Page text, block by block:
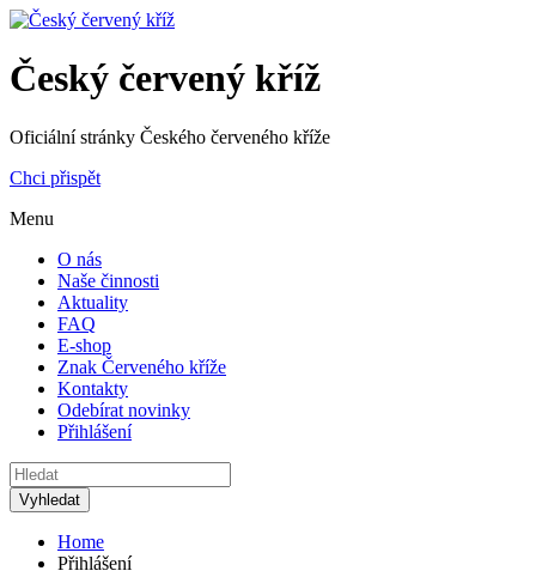
Český červený kříž
Oficiální stránky Českého červeného kříže
Chci přispět
Menu
O nás
Naše činnosti
Aktuality
FAQ
E-shop
Znak Červeného kříže
Kontakty
Odebírat novinky
Přihlášení
Home
Přihlášení